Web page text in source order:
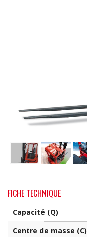
FICHE TECHNIQUE
Capacité (Q)
Centre de masse (C)